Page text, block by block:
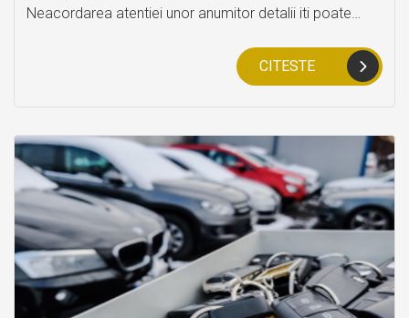
Neacordarea atentiei unor anumitor detalii iti poate
tocmai de aceea am decis sa iti prezentam o lista de 6
lucruri la care sa fii atent atunci cand inchiriezi o
CITESTE